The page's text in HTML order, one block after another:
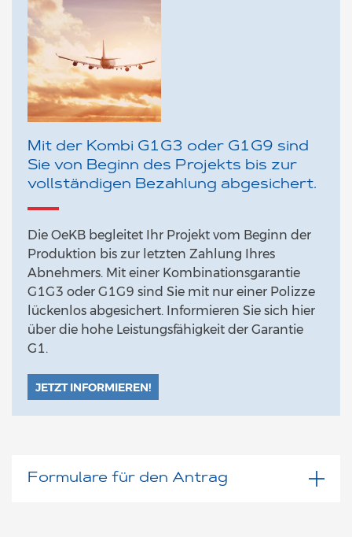
Mit der Kombi G1G3 oder G1G9 sind
Sie von Beginn des Projekts bis zur
vollständigen Bezahlung abgesichert.
Die OeKB begleitet Ihr Projekt vom Beginn der
Produktion bis zur letzten Zahlung Ihres
Abnehmers. Mit einer Kombinationsgarantie
G1G3 oder G1G9 sind Sie mit nur einer Polizze
lückenlos abgesichert. Informieren Sie sich hier
über die hohe Leistungsfähigkeit der Garantie
G1.
JETZT INFORMIEREN!
Formulare für den Antrag